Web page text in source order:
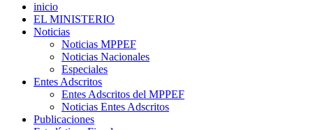
inicio
EL MINISTERIO
Noticias
Noticias MPPEF
Noticias Nacionales
Especiales
Entes Adscritos
Entes Adscritos del MPPEF
Noticias Entes Adscritos
Publicaciones